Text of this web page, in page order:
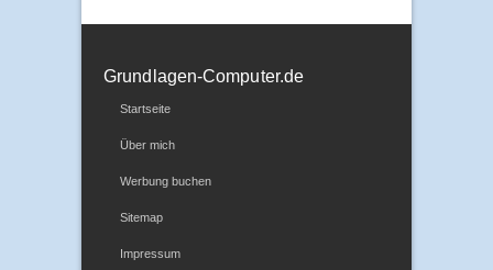
Grundlagen-Computer.de
Startseite
Über mich
Werbung buchen
Sitemap
Impressum